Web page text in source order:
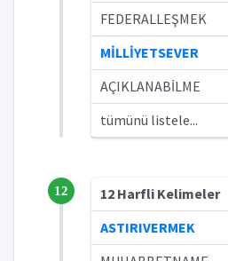
FEDERALLEŞMEK
MİLLİYETSEVER
AÇIKLANABİLME
tümünü listele...
12
12 Harfli Kelimeler
ASTIRIVERMEK